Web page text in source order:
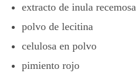
extracto de inula recemosa
polvo de lecitina
celulosa en polvo
pimiento rojo